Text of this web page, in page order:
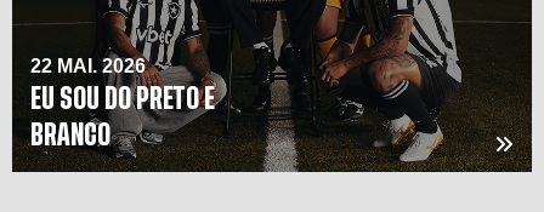
22 MAI. 2026
EU SOU DO PRETO E
BRANCO